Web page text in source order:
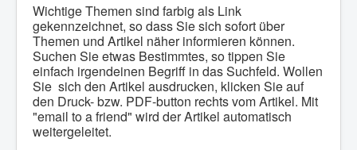
Wichtige Themen sind farbig als Link
gekennzeichnet, so dass Sie sich sofort über
Themen und Artikel näher informieren können.
Suchen Sie etwas Bestimmtes, so tippen Sie
einfach irgendeinen Begriff in das Suchfeld. Wollen
Sie sich den Artikel ausdrucken, klicken Sie auf
den Druck- bzw. PDF-button rechts vom Artikel. Mit
"email to a friend" wird der Artikel automatisch
weitergeleitet.